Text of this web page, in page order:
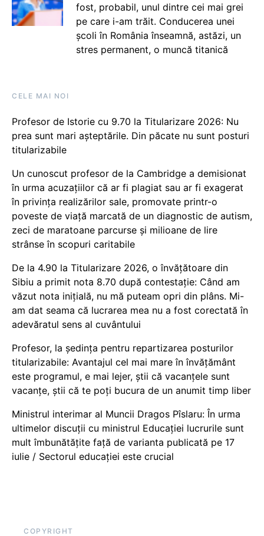
fost, probabil, unul dintre cei mai grei
pe care i-am trăit. Conducerea unei
școli în România înseamnă, astăzi, un
stres permanent, o muncă titanică
CELE MAI NOI
Profesor de Istorie cu 9.70 la Titularizare 2026: Nu
prea sunt mari așteptările. Din păcate nu sunt posturi
titularizabile
Un cunoscut profesor de la Cambridge a demisionat
în urma acuzațiilor că ar fi plagiat sau ar fi exagerat
în privința realizărilor sale, promovate printr-o
poveste de viață marcată de un diagnostic de autism,
zeci de maratoane parcurse și milioane de lire
strânse în scopuri caritabile
De la 4.90 la Titularizare 2026, o învățătoare din
Sibiu a primit nota 8.70 după contestație: Când am
văzut nota inițială, nu mă puteam opri din plâns. Mi-
am dat seama că lucrarea mea nu a fost corectată în
adevăratul sens al cuvântului
Profesor, la ședința pentru repartizarea posturilor
titularizabile: Avantajul cel mai mare în învățământ
este programul, e mai lejer, știi că vacanțele sunt
vacanţe, știi că te poți bucura de un anumit timp liber
Ministrul interimar al Muncii Dragos Pîslaru: În urma
ultimelor discuții cu ministrul Educației lucrurile sunt
mult îmbunătățite față de varianta publicată pe 17
iulie / Sectorul educației este crucial
COPYRIGHT